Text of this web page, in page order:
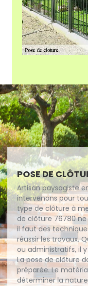
POSE DE
Artisan paysagiste
intervenons pour
type de clôture à
de clôture 76780
il faut des
réussir les travaux.
ou administratifs, il
La pose de clôture
préparée. Le
déterminer la